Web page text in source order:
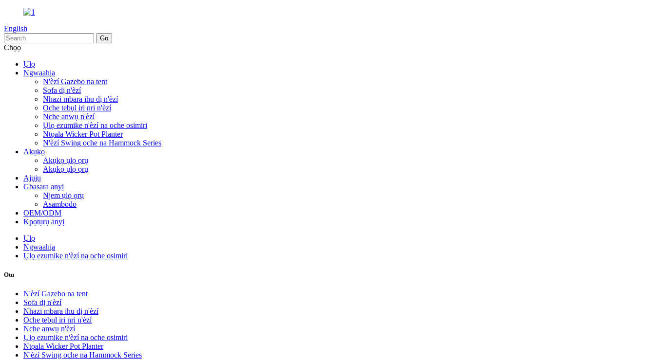
English
Chọọ
Ụlọ
Ngwaahịa
N'èzí Gazebo na tent
Sofa dị n'èzí
Nhazi mbara ihu dị n'èzí
Oche tebụl iri nri n'èzí
Nche anwụ n'èzí
Ụlọ ezumike n'èzí na oche osimiri
Ntọala Wicker Pot Planter
N'èzí Swing oche na Hammock Series
Akụkọ
Akụkọ ụlọ ọrụ
Akụkọ ụlọ ọrụ
Ajụjụ
Gbasara anyị
Njem ụlọ ọrụ
Asambodo
OEM/ODM
Kpọtụrụ anyị
Ụlọ
Ngwaahịa
Ụlọ ezumike n'èzí na oche osimiri
Otu
N'èzí Gazebo na tent
Sofa dị n'èzí
Nhazi mbara ihu dị n'èzí
Oche tebụl iri nri n'èzí
Nche anwụ n'èzí
Ụlọ ezumike n'èzí na oche osimiri
Ntọala Wicker Pot Planter
N'èzí Swing oche na Hammock Series